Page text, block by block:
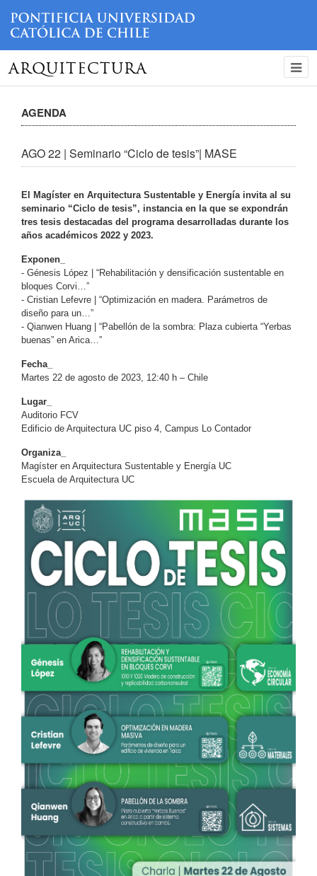
ARQUITECTURA
AGENDA
AGO 22 | Seminario “Ciclo de tesis”| MASE
El Magíster en Arquitectura Sustentable y Energía invita al su
seminario “Ciclo de tesis”, instancia en la que se expondrán
tres tesis destacadas del programa desarrolladas durante los
años académicos 2022 y 2023.
Exponen_
- Génesis López | “Rehabilitación y densificación sustentable en
bloques Corvi…”
- Cristian Lefevre | “Optimización en madera. Parámetros de
diseño para un…”
- Qianwen Huang | “Pabellón de la sombra: Plaza cubierta “Yerbas
buenas” en Arica…”
Fecha_
Martes 22 de agosto de 2023, 12:40 h – Chile
Lugar_
Auditorio FCV
Edificio de Arquitectura UC piso 4, Campus Lo Contador
Organiza_
Magíster en Arquitectura Sustentable y Energía UC
Escuela de Arquitectura UC